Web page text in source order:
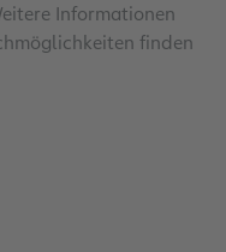
Informationen
finden